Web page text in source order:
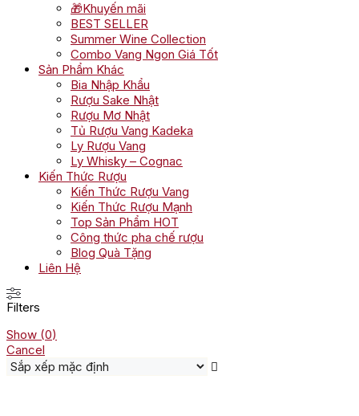
🎁Khuyến mãi
BEST SELLER
Summer Wine Collection
Combo Vang Ngon Giá Tốt
Sản Phẩm Khác
Bia Nhập Khẩu
Rượu Sake Nhật
Rượu Mơ Nhật
Tủ Rượu Vang Kadeka
Ly Rượu Vang
Ly Whisky – Cognac
Kiến Thức Rượu
Kiến Thức Rượu Vang
Kiến Thức Rượu Mạnh
Top Sản Phẩm HOT
Công thức pha chế rượu
Blog Quà Tặng
Liên Hệ
Filters
Show (0)
Cancel